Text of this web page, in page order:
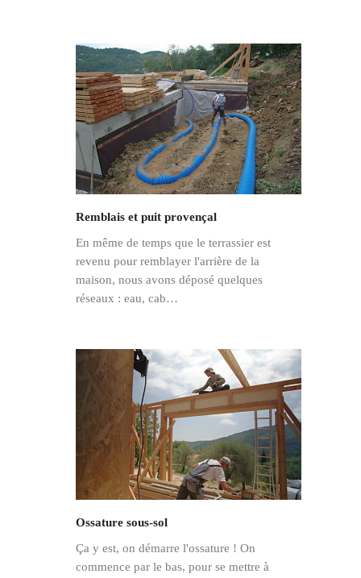
Remblais et puit provençal
En même de temps que le terrassier est
revenu pour remblayer l'arrière de la
maison, nous avons déposé quelques
réseaux : eau, cab…
Ossature sous-sol
Ça y est, on démarre l'ossature ! On
commence par le bas, pour se mettre à